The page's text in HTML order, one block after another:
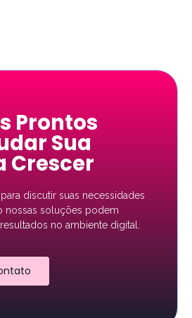
Prontos
Sua
Crescer
discutir suas necessidades
nossas soluções podem
no ambiente digital.